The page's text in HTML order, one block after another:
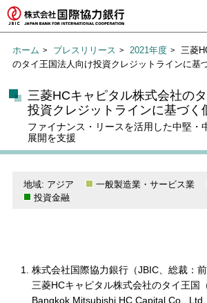
ホーム プレスリリース 2021年度
三菱
のタイ王国法人向け投資クレジットラインに基
三菱HCキャピタル株式会社の
投資クレジットラインに基づく
ファイナンス・リースを活用した中堅・
展開を支援
地域: アジア 一般製造業・サービス業
投資金融
株式会社国際協力銀行（JBIC、総裁：
三菱HCキャピタル株式会社のタイ王国
Bangkok Mitsubishi HC Capital Co., Ltd.